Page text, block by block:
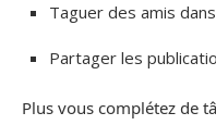
Taguer des amis
Partager les
Plus vous complétez de